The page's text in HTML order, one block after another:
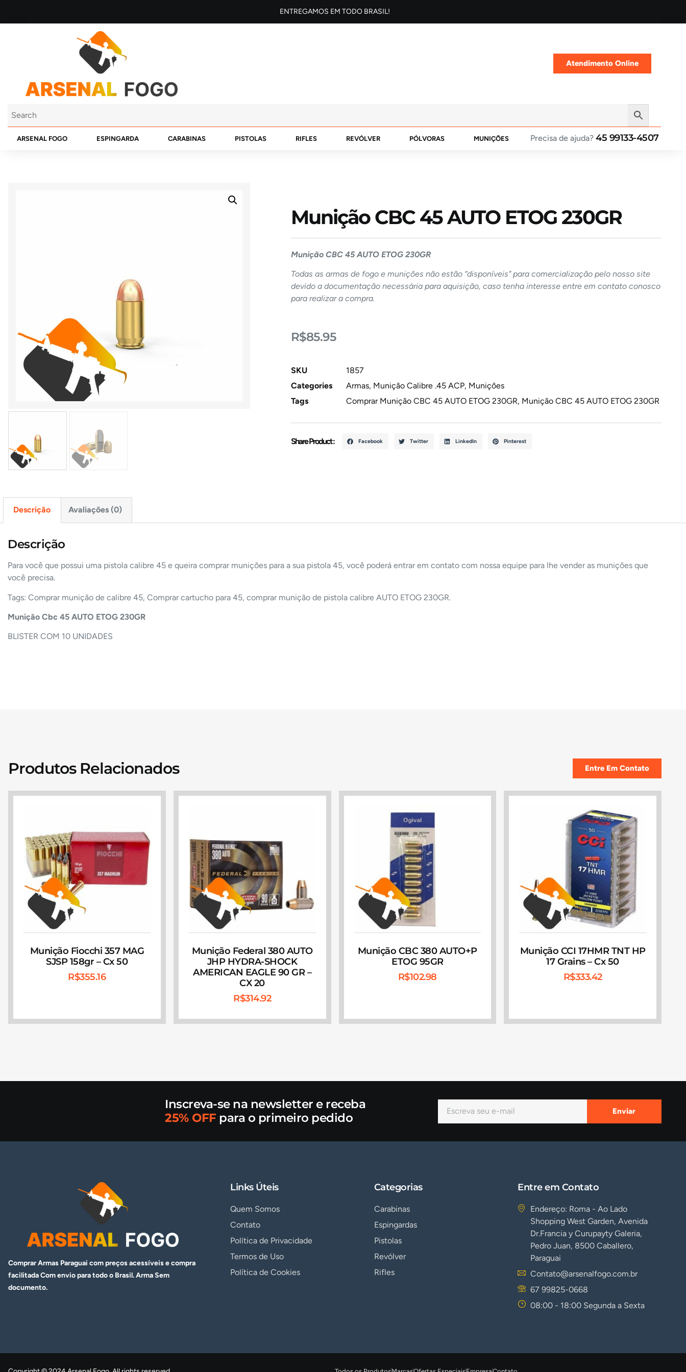
ENTREGAMOS EM TODO BRASIL!
Atendimento Online
ARSENAL FOGO ESPINGARDA CARABINAS PISTOLAS RIFLES REVÓLVER PÓLVORAS MUNIÇÕES Precisa de ajuda? 45 99133-4507
Munição CBC 45 AUTO ETOG 230GR
Munição CBC 45 AUTO ETOG 230GR
Todas as armas de fogo e munições não estão “disponíveis” para comercialização pelo nosso site
devido a documentação necessária para aquisição, caso tenha interesse entre em contato conosco
para realizar a compra.
R$85.95
SKU
1857
Categories
Armas, Munição Calibre .45 ACP, Munições
Tags
Comprar Munição CBC 45 AUTO ETOG 230GR, Munição CBC 45 AUTO ETOG 230GR
Share Product : Facebook Twitter LinkedIn Pinterest
Descrição Avaliações (0)
Descrição
Para você que possui uma pistola calibre 45 e queira comprar munições para a sua pistola 45, você poderá entrar em contato com nossa equipe para lhe vender as munições que
você precisa.
Tags: Comprar munição de calibre 45, Comprar cartucho para 45, comprar munição de pistola calibre AUTO ETOG 230GR.
Munição Cbc45 AUTO ETOG 230GR
BLISTER COM 10 UNIDADES
Produtos Relacionados Entre Em Contato
Munição Fiocchi 357 MAG
SJSP 158gr – Cx 50
R$355.16
Munição Federal 380 AUTO
JHP HYDRA-SHOCK
AMERICAN EAGLE 90 GR –
CX 20
R$314.92
Munição CBC 380 AUTO+P
ETOG 95GR
R$102.98
Munição CCI 17HMR TNT HP
17 Grains – Cx 50
R$333.42
Inscreva-se na newsletter e receba
25% OFF para o primeiro pedido Enviar
Comprar Armas Paraguai com preços acessíveis e compra
facilitada Com envio para todo o Brasil. ArmaSem
documento.
Links Úteis
Quem Somos
Contato
Política de Privacidade
Termos de Uso
Política de Cookies
Categorias
Carabinas
Espingardas
Pistolas
Revólver
Rifles
Entre em Contato
Endereço: Roma - Ao Lado
Shopping West Garden, Avenida
Dr.Francia y Curupayty Galeria,
Pedro Juan, 8500 Caballero,
Paraguai
Contato@arsenalfogo.com.br
67 99825-0668
08:00 - 18:00 Segunda a Sexta